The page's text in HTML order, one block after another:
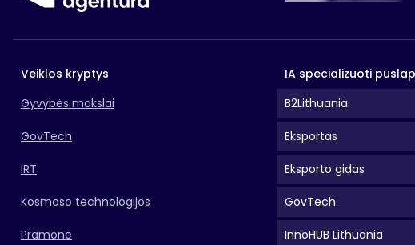
Veiklos kryptys
Gyvybės mokslai
GovTech
IRT
Kosmoso technologijos
Pramonė
IA specializuoti
B2Lithuania
Eksportas
Eksporto gidas
GovTech
InnoHUB Lithuania